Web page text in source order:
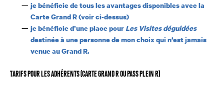
je bénéficie de tous les avantages disponibles avec la
Carte Grand R (voir ci-dessus)
je bénéficie d’une place pourLes Visites déguidées
destinée à une personne de mon choix qui n’est jamais
venue au Grand R.
TARIFS POUR LES ADHÉRENTS (CARTE GRAND R OU PASS PLEIN R)